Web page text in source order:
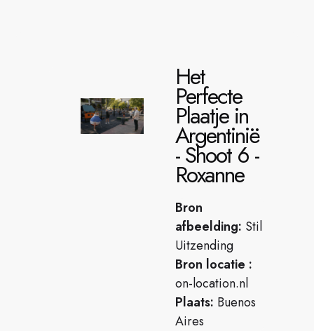
Het
Perfecte
Plaatje in
Argentinië
- Shoot 6 -
Roxanne
Bron
afbeelding: Stil
Uitzending
Bron locatie :
on-location.nl
Plaats: Buenos
Aires